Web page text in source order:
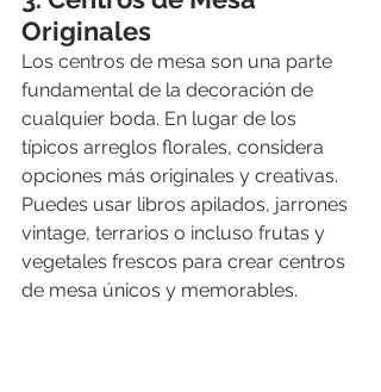
Originales
Los centros de mesa son una parte
fundamental de la decoración de
cualquier boda. En lugar de los
típicos arreglos florales, considera
opciones más originales y creativas.
Puedes usar libros apilados, jarrones
vintage, terrarios o incluso frutas y
vegetales frescos para crear centros
de mesa únicos y memorables.